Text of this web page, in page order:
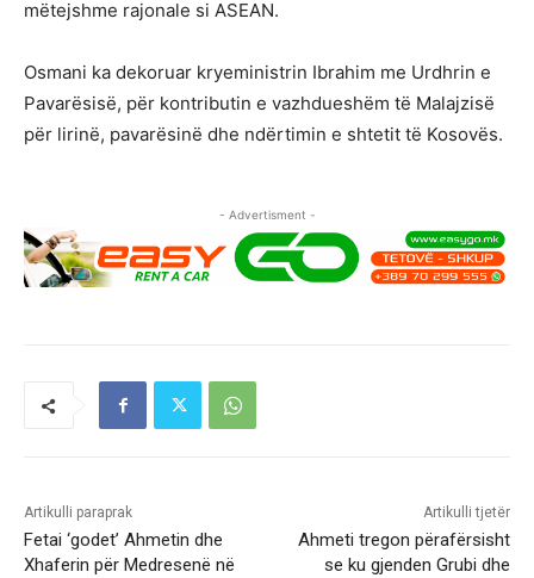
mëtejshme rajonale si ASEAN.
Osmani ka dekoruar kryeministrin Ibrahim me Urdhrin e
Pavarësisë, për kontributin e vazhdueshëm të Malajzisë
për lirinë, pavarësinë dhe ndërtimin e shtetit të Kosovës.
- Advertisment -
Artikulli paraprak
Fetai ‘godet’ Ahmetin dhe
Xhaferin për Medresenë në
Artikulli tjetër
Ahmeti tregon përafërsisht
se ku gjenden Grubi dhe